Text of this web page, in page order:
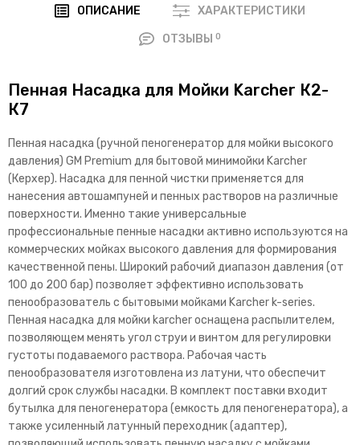
ОПИСАНИЕ ХАРАКТЕРИСТИКИ
ОТЗЫВЫ 0
Пенная Насадка для Мойки Karcher К2-
К7
Пенная насадка (ручной пеногенератор для мойки высокого
давления) GM Premium для бытовой минимойки Karcher
(Керхер). Насадка для пенной чистки применяется для
нанесения автошампуней и пенных растворов на различные
поверхности. Именно такие универсальные
профессиональные пенные насадки активно используются на
коммерческих мойках высокого давления для формирования
качественной пены. Широкий рабочий диапазон давления (от
100 до 200 бар) позволяет эффективно использовать
пенообразователь с бытовыми мойками Karcher k-series.
Пенная насадка для мойки karcher оснащена распылителем,
позволяющем менять угол струи и винтом для регулировки
густоты подаваемого раствора. Рабочая часть
пенообразователя изготовлена из латуни, что обеспечит
долгий срок службы насадки. В комплект поставки входит
бутылка для пеногенератора (емкость для пеногенератора), а
также усиленный латунный переходник (адаптер),